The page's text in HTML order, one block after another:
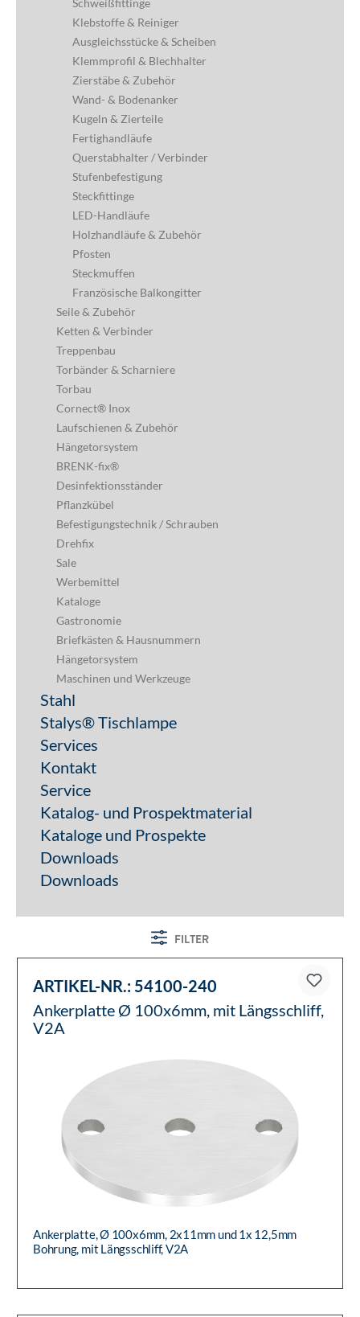
Schweißfittinge
Klebstoffe & Reiniger
Ausgleichsstücke & Scheiben
Klemmprofil & Blechhalter
Zierstäbe & Zubehör
Wand- & Bodenanker
Kugeln & Zierteile
Fertighandläufe
Querstabhalter / Verbinder
Stufenbefestigung
Steckfittinge
LED-Handläufe
Holzhandläufe & Zubehör
Pfosten
Steckmuffen
Französische Balkongitter
Seile & Zubehör
Ketten & Verbinder
Treppenbau
Torbänder & Scharniere
Torbau
Cornect® Inox
Laufschienen & Zubehör
Hängetorsystem
BRENK-fix®
Desinfektionsständer
Pflanzkübel
Befestigungstechnik / Schrauben
Drehfix
Sale
Werbemittel
Kataloge
Gastronomie
Briefkästen & Hausnummern
Hängetorsystem
Maschinen und Werkzeuge
Stahl
Stalys® Tischlampe
Services
Kontakt
Service
Katalog- und Prospektmaterial
Kataloge und Prospekte
Downloads
Downloads
FILTER
ARTIKEL-NR.: 54100-240
Ankerplatte Ø 100x6mm, mit Längsschliff,
V2A
Ankerplatte, Ø 100x6mm, 2x11mm und 1x 12,5mm
Bohrung, mit Längsschliff, V2A